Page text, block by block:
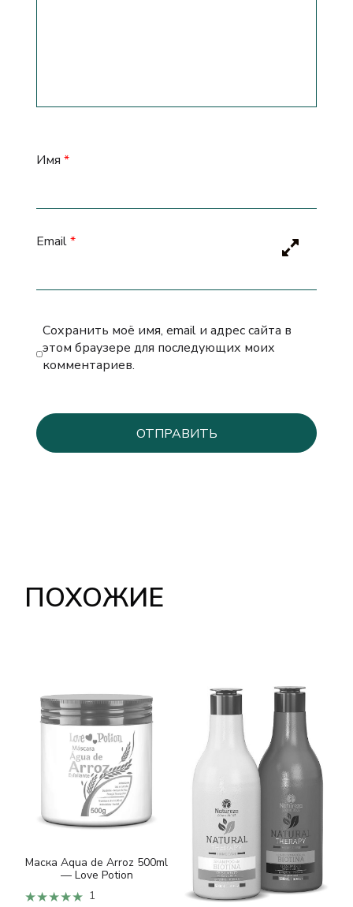
Имя *
Email*
Сохранить моё имя, email и адрес сайта в
этом браузере для последующих моих
комментариев.
ПОХОЖИЕ
Маска Aqua de Arroz 500ml
— Love Potion
★★★★★ 1